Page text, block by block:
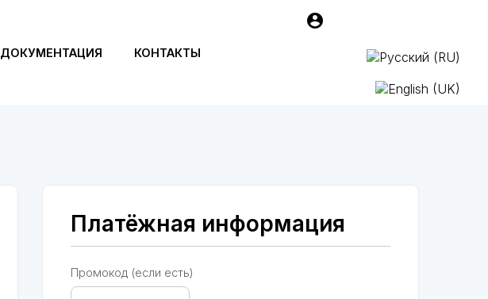
ДОКУМЕНТАЦИЯ КОНТАКТЫ
Платёжная информация
Промокод (если есть)